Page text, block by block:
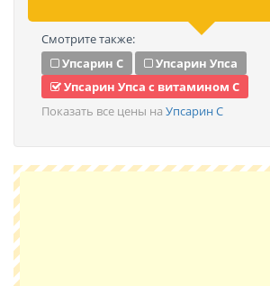
Смотрите также:
Упсарин С
Упсарин Упса
Упсарин Упса с витамином C
Показать все цены на Упсарин С